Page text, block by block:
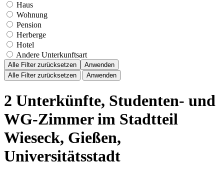
Haus
Wohnung
Pension
Herberge
Hotel
Andere Unterkunftsart
Alle Filter zurücksetzen
Anwenden
Alle Filter zurücksetzen
Anwenden
2 Unterkünfte, Studenten- und
WG-Zimmer im Stadtteil
Wieseck, Gießen,
Universitätsstadt